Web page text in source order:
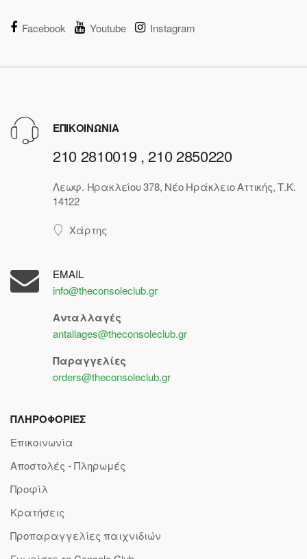
Facebook Youtube Instagram
ΕΠΙΚΟΙΝΩΝΙΑ
210 2810019 , 210 2850220
Λεωφ. Ηρακλείου 378, Νέο Ηράκλειο Αττικής, Τ.Κ.
14122
Χάρτης
EMAIL
info@theconsoleclub.gr
Ανταλλαγές
antallages@theconsoleclub.gr
Παραγγελίες
orders@theconsoleclub.gr
ΠΛΗΡΟΦΟΡΙΕΣ
Επικοινωνία
Αποστολές - Πληρωμές
Προφίλ
Κρατήσεις
Προπαραγγελίες παιχνιδιών